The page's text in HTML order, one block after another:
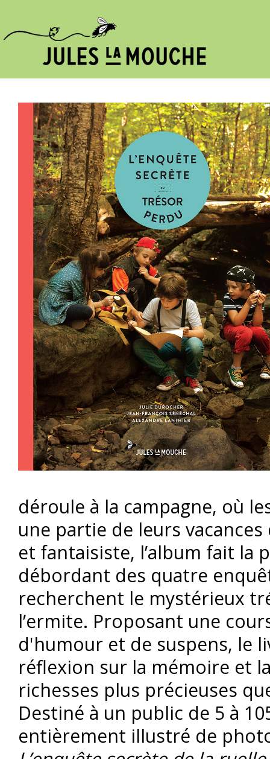
déroule à la campagne, où
une partie de leurs
et fantaisiste, l’album fait la
débordant des quatre
recherchent le mystérieux
l’ermite. Proposant une
d'humour et de suspens, le
réflexion sur la mémoire et
richesses plus précieuses
Destiné à un public de 5 à
entièrement illustré de